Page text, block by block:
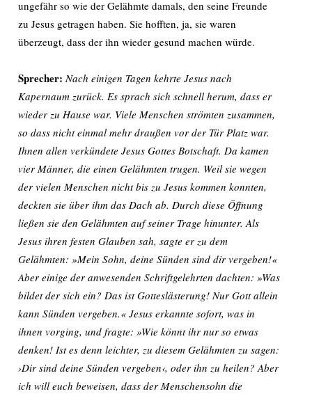
ungefähr so wie der Gelähmte damals, den seine Freunde
zu Jesus getragen haben. Sie hofften, ja, sie waren
überzeugt, dass der ihn wieder gesund machen würde.
Sprecher:Nach einigen Tagen kehrte Jesus nach
Kapernaum zurück. Es sprach sich schnell herum, dass er
wieder zu Hause war. Viele Menschen strömten zusammen,
so dass nicht einmal mehr draußen vor der Tür Platz war.
Ihnen allen verkündete Jesus Gottes Botschaft. Da kamen
vier Männer, die einen Gelähmten trugen. Weil sie wegen
der vielen Menschen nicht bis zu Jesus kommen konnten,
deckten sie über ihm das Dach ab. Durch diese Öffnung
ließen sie den Gelähmten auf seiner Trage hinunter. Als
Jesus ihren festen Glauben sah, sagte er zu dem
Gelähmten: »Mein Sohn, deine Sünden sind dir vergeben!«
Aber einige der anwesenden Schriftgelehrten dachten: »Was
bildet der sich ein? Das ist Gotteslästerung! Nur Gott allein
kann Sünden vergeben.« Jesus erkannte sofort, was in
ihnen vorging, und fragte: »Wie könnt ihr nur so etwas
denken! Ist es denn leichter, zu diesem Gelähmten zu sagen:
›Dir sind deine Sünden vergeben‹, oder ihn zu heilen? Aber
ich will euch beweisen, dass der Menschensohn die